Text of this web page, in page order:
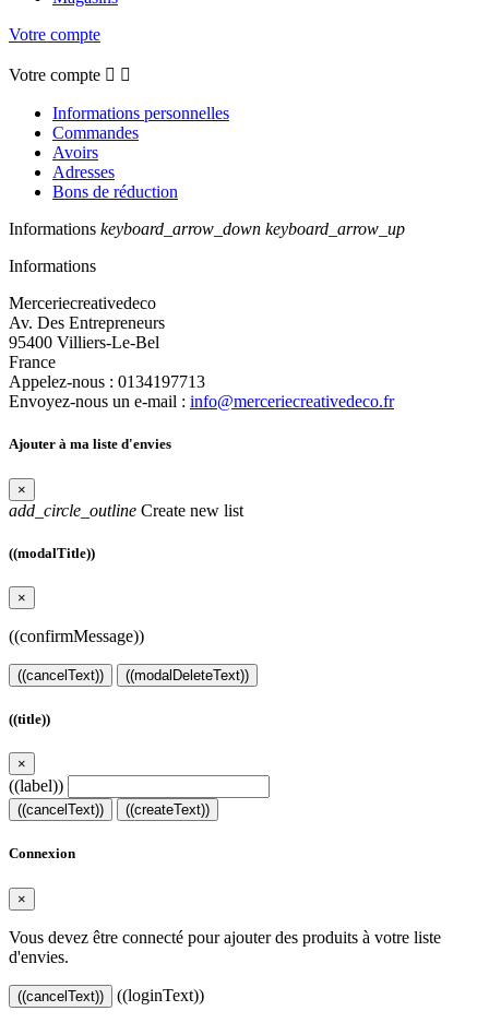
Votre compte
Votre compte  
Informations personnelles
Commandes
Avoirs
Adresses
Bons de réduction
Informations keyboard_arrow_down keyboard_arrow_up
Informations
Merceriecreativedeco
Av. Des Entrepreneurs
95400 Villiers-Le-Bel
France
Appelez-nous : 0134197713
Envoyez-nous un e-mail : info@merceriecreativedeco.fr
Ajouter à ma liste d'envies
×
add_circle_outline Create new list
((modalTitle))
×
((confirmMessage))
((cancelText)) ((modalDeleteText))
((title))
×
((label))
((cancelText)) ((createText))
Connexion
×
Vous devez être connecté pour ajouter des produits à votre liste
d'envies.
((cancelText)) ((loginText))